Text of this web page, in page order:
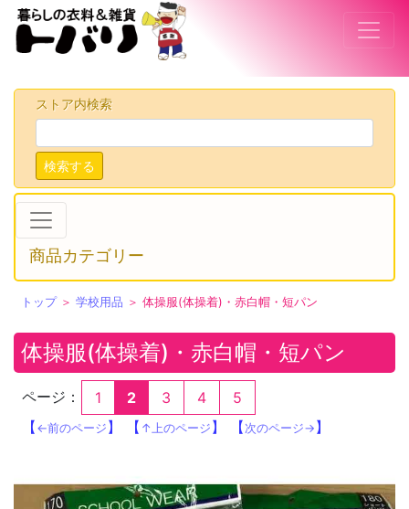
ストア内検索
検索する
商品カテゴリー
トップ＞ 学校用品 ＞ 体操服(体操着)・赤白帽・短パン
体操服(体操着)・赤白帽・短パン
ページ： 1 2 3 4
5
【←前のページ】 【 ↑上のページ】 【次のページ→】